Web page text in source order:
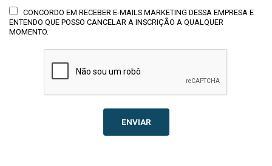
CONCORDO EM RECEBER E-MAILS MARKETING DESSA EMPRESA E
ENTENDO QUE POSSO CANCELAR A INSCRIÇÃO A QUALQUER
MOMENTO.
ENVIAR